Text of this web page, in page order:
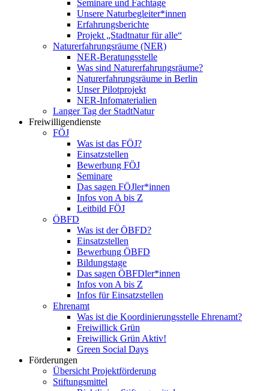
Seminare und Fachtage
Unsere Naturbegleiter*innen
Erfahrungsberichte
Projekt „Stadtnatur für alle“
Naturerfahrungsräume (NER)
NER-Beratungsstelle
Was sind Naturerfahrungsräume?
Naturerfahrungsräume in Berlin
Unser Pilotprojekt
NER-Infomaterialien
Langer Tag der StadtNatur
Freiwilligendienste
FÖJ
Was ist das FÖJ?
Einsatzstellen
Bewerbung FÖJ
Seminare
Das sagen FÖJler*innen
Infos von A bis Z
Leitbild FÖJ
ÖBFD
Was ist der ÖBFD?
Einsatzstellen
Bewerbung ÖBFD
Bildungstage
Das sagen ÖBFDler*innen
Infos von A bis Z
Infos für Einsatzstellen
Ehrenamt
Was ist die Koordinierungsstelle Ehrenamt?
Freiwillick Grün
Freiwillick Grün Aktiv!
Green Social Days
Förderungen
Übersicht Projektförderung
Stiftungsmittel